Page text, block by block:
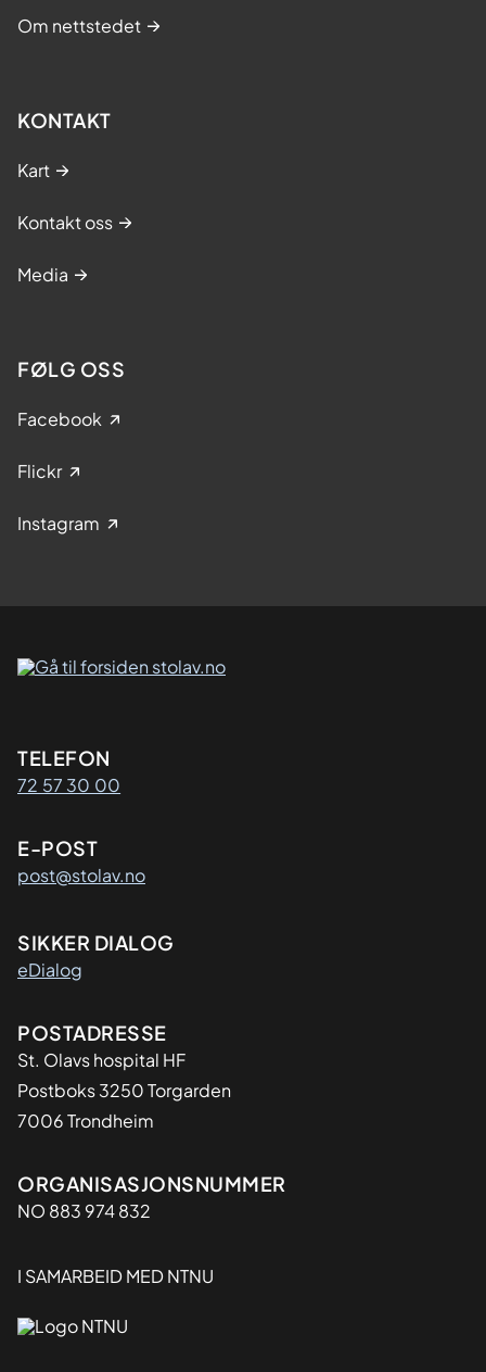
Om nettstedet
KONTAKT
Kart
Kontakt oss
Media
FØLG OSS
Facebook
Flickr
Instagram
Kontaktinformasjon
TELEFON
72 57 30 00
E-POST
post@stolav.no
SIKKER DIALOG
eDialog
Adresse
POSTADRESSE
St. Olavs hospital HF
Postboks 3250 Torgarden
7006 Trondheim
Organisasjon
ORGANISASJONSNUMMER
NO 883 974 832
I SAMARBEID MED NTNU